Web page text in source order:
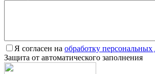
Я согласен на обработку
Защита от автоматического заполнения